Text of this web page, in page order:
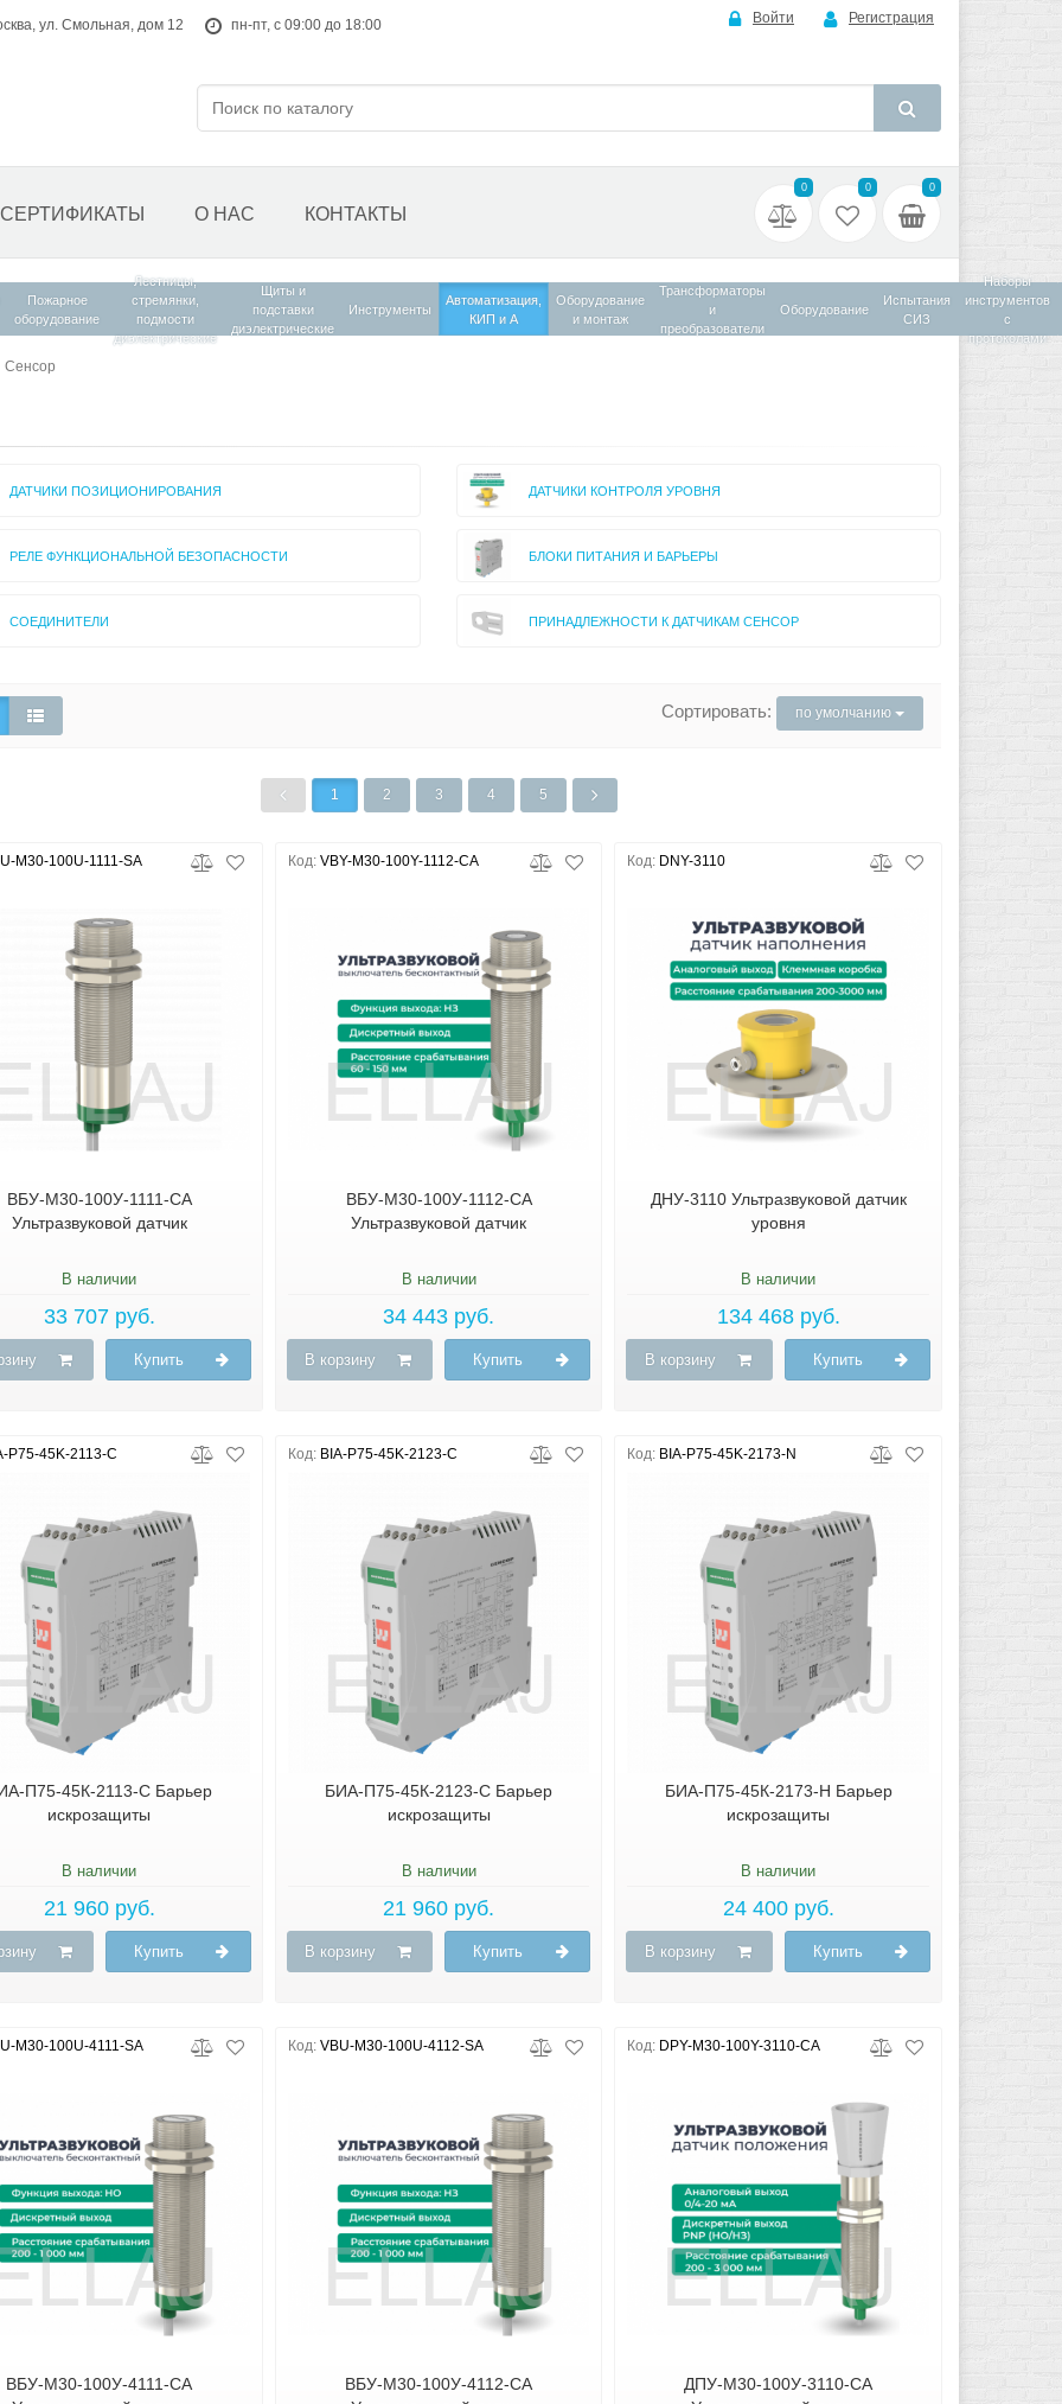
ул. Смольная, дом 12 пн-пт, с 09:00 до 18:00 Войти Регистрация
СЕРТИФИКАТЫ О НАС КОНТАКТЫ
0 0 0
Пожарное
оборудование
Лестницы,
стремянки,
подмости
диэлектрические
Щиты и
подставки
диэлектрические
Инструменты
Автоматизация,
КИП и А
Оборудование
и монтаж
Трансформаторы
и
преобразователи
Оборудование
Испытания
СИЗ
Наборы
инструментов
с
протоколами
ДАТЧИКИ ПОЗИЦИОНИРОВАНИЯ ДАТЧИКИ КОНТРОЛЯ УРОВНЯ
РЕЛЕ ФУНКЦИОНАЛЬНОЙ БЕЗОПАСНОСТИ БЛОКИ ПИТАНИЯ И БАРЬЕРЫ
СОЕДИНИТЕЛИ ПРИНАДЛЕЖНОСТИ К ДАТЧИКАМ СЕНСОР
Сортировать: по умолчанию
1 2 3 4 5
M30-100U-1111-SA
ВБУ-М30-100У-1111-СА
Ультразвуковой датчик
В наличии
33 707 руб.
Купить
Код: VBY-M30-100Y-1112-CA
ВБУ-М30-100У-1112-СА
Ультразвуковой датчик
В наличии
34 443 руб.
В корзину Купить
Код: DNY-3110
ДНУ-3110 Ультразвуковой датчик
уровня
В наличии
134 468 руб.
В корзину Купить
P75-45K-2113-C
П75-45К-2113-С Барьер
искрозащиты
В наличии
21 960 руб.
Купить
Код: BIA-P75-45K-2123-C
БИА-П75-45К-2123-С Барьер
искрозащиты
В наличии
21 960 руб.
В корзину Купить
Код: BIA-P75-45K-2173-N
БИА-П75-45К-2173-Н Барьер
искрозащиты
В наличии
24 400 руб.
В корзину Купить
M30-100U-4111-SA
ВБУ-М30-100У-4111-СА
Код: VBU-M30-100U-4112-SA
ВБУ-М30-100У-4112-СА
Код: DPY-M30-100Y-3110-CA
ДПУ-М30-100У-3110-СА